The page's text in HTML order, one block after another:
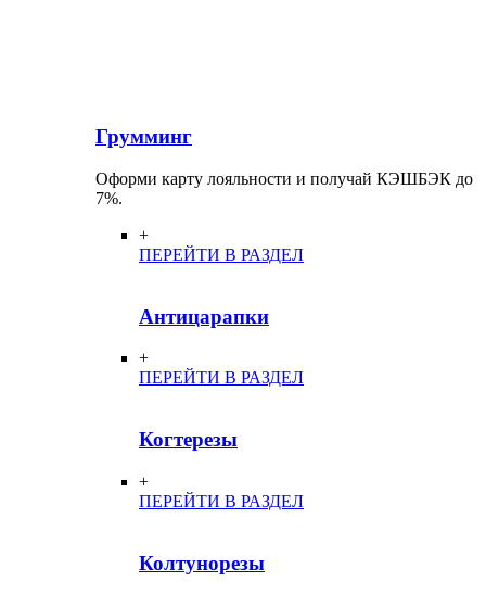
Грумминг
Оформи карту лояльности и получай КЭШБЭК до
7%.
+
ПЕРЕЙТИ В РАЗДЕЛ
Антицарапки
+
ПЕРЕЙТИ В РАЗДЕЛ
Когтерезы
+
ПЕРЕЙТИ В РАЗДЕЛ
Колтунорезы